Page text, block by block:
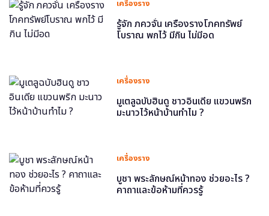
เครื่องราง
รู้จัก ภควจั่น เครื่องรางโภคทรัพย์
โบราณ พกไว้ มีกิน ไม่มีอด
เครื่องราง
มูเตลูฉบับฮินดู ชาวอินเดีย แขวนพริก
มะนาวไว้หน้าบ้านทำไม ?
เครื่องราง
บูชา พระลักษณ์หน้าทอง ช่วยอะไร ?
คาถาและข้อห้ามที่ควรรู้